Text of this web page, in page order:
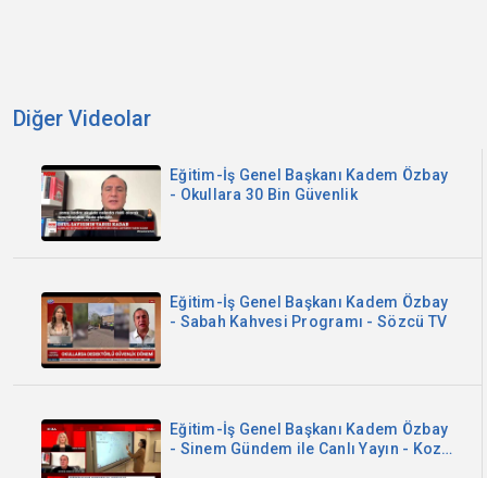
Diğer Videolar
Eğitim-İş Genel Başkanı Kadem Özbay
- Okullara 30 Bin Güvenlik
Eğitim-İş Genel Başkanı Kadem Özbay
- Sabah Kahvesi Programı - Sözcü TV
Eğitim-İş Genel Başkanı Kadem Özbay
- Sinem Gündem ile Canlı Yayın - Koza